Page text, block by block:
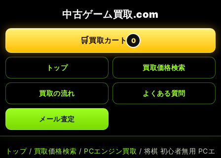
中古ゲーム買取.com
🛒買取カート 0
トップ 買取価格検索
買取の流れ よくある質問
メール査定
トップ/ 買取価格検索 / PCエンジン買取 / 将棋 初心者無用 PCエ